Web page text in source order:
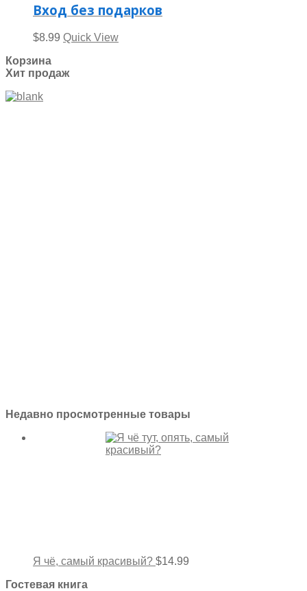
Вход без подарков
$8.99 Quick View
Корзина
Хит продаж
Недавно просмотренные товары
Я чё, самый красивый? $14.99
Гостевая книга